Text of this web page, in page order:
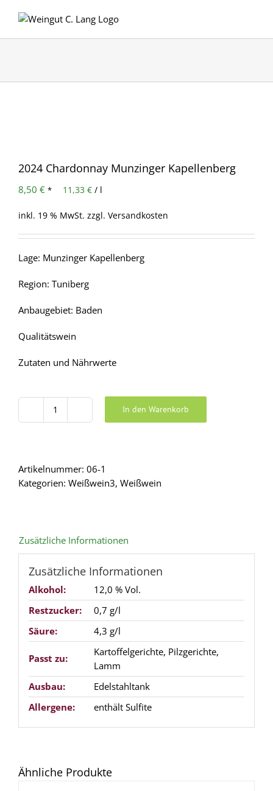
Inhalt
2024 Chardonnay Munzinger Kapellenberg
8,50 € * 11,33 € / l
inkl. 19 % MwSt. zzgl. Versandkosten
Lage: Munzinger Kapellenberg
Region: Tuniberg
Anbaugebiet: Baden
Qualitätswein
Zutaten und Nährwerte
2024
Menge
In den Warenkorb
Artikelnummer: 06-1
Kategorien: Weißwein3, Weißwein
Zusätzliche Informationen
Zusätzliche Informationen
Alkohol:
12,0 % Vol.
Restzucker:
0,7 g/l
Säure:
4,3 g/l
Passt zu:
Kartoffelgerichte, Pilzgerichte,
Lamm
Ausbau:
Edelstahltank
Allergene:
enthält Sulfite
Ähnliche Produkte
IN
DEN